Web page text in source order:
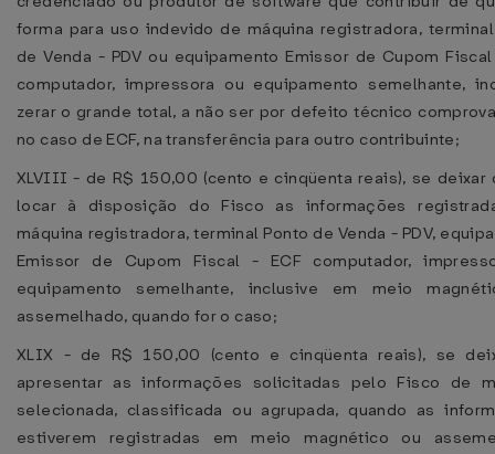
forma para uso indevido de máquina registradora,
de Venda - PDV ou equipamento Emissor de Cupom Fiscal
computador, impressora ou equipamento semelhante,
zerar o grande total, a não ser por defeito técnico
no caso de ECF, na transferência para outro contribuinte;
XLVIII - de R$ 150,00 (cento e cinqüenta reais), se deixar
locar à disposição do Fisco as informações
máquina registradora, terminal Ponto de Venda - PDV,
Emissor de Cupom Fiscal - ECF computador,
equipamento semelhante, inclusive em meio
assemelhado, quando for o caso;
XLIX - de R$ 150,00 (cento e cinqüenta reais), se
apresentar as informações solicitadas pelo Fisco de
selecionada, classificada ou agrupada, quando as
estiverem registradas em meio magnético ou